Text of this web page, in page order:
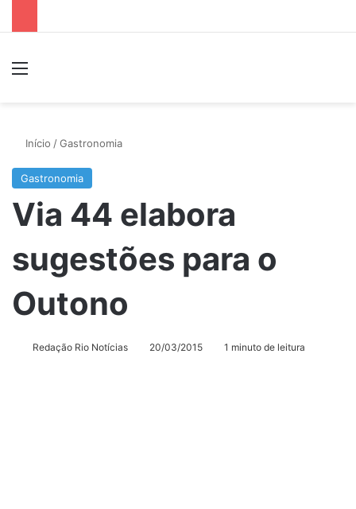
Início /Gastronomia
Gastronomia
Via 44 elabora
sugestões para o
Outono
Redação Rio Notícias 20/03/2015 1 minuto de leitura